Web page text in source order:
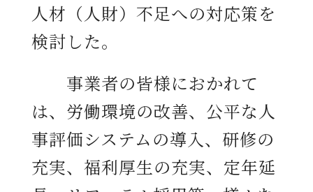
人材（人財）不足への対応策を
検討した。
事業者の皆様におかれて
は、労働環境の改善、公平な人
事評価システムの導入、研修の
充実、福利厚生の充実、定年延